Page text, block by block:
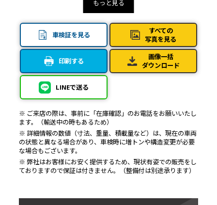
車検証を見る
印刷する
LINEで送る
すべての
写真を見る
画像一括
ダウンロード
※ ご来店の際は、事前に「在庫確認」のお電話をお願いいたし
ます。（輸送中の時もあるため）
※ 詳細情報の数値（寸法、重量、積載量など）は、現在の車両
の状態と異なる場合があり、車検時に増トンや構造変更が必要
な場合もございます。
※ 弊社はお客様にお安く提供するため、現状有姿での販売をし
ておりますので保証は付きません。（整備付は別途承ります）